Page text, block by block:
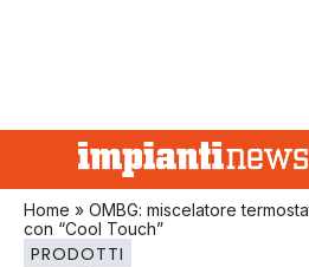
Home » OMBG: miscelatore
con “Cool Touch”
PRODOTTI